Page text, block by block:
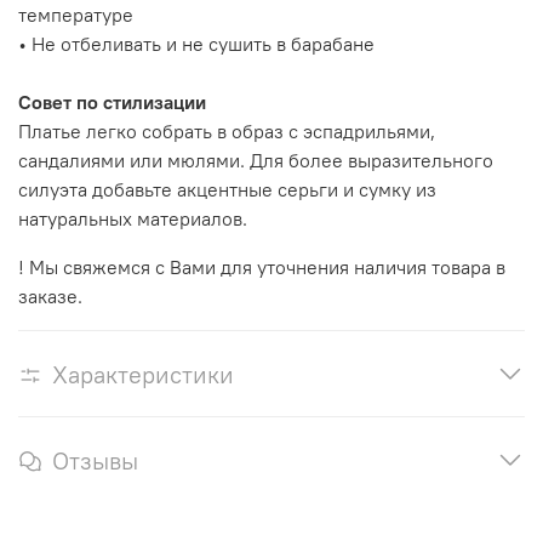
температуре
• Не отбеливать и не сушить в барабане
Совет по стилизации
Платье легко собрать в образ с эспадрильями,
сандалиями или мюлями. Для более выразительного
силуэта добавьте акцентные серьги и сумку из
натуральных материалов.
! Мы свяжемся с Вами для уточнения наличия товара в
заказе.
Характеристики
Отзывы